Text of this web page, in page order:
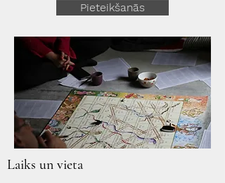
Pieteikšanās
Laiks un vieta